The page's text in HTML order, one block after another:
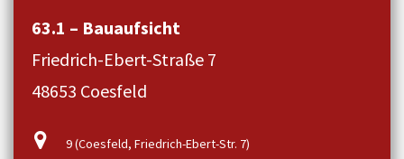
63.1 – Bauaufsicht
Friedrich-Ebert-Straße 7
48653 Coesfeld
9 (Coesfeld, Friedrich-Ebert-Str. 7)